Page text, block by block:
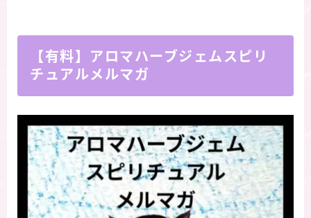
【有料】アロマハーブジェムスピリ
チュアルメルマガ